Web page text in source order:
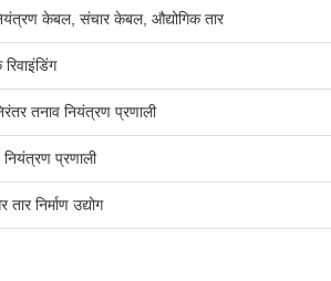
केबल, संचार केबल, औद्योगिक तार
तनाव नियंत्रण प्रणाली
नियंत्रण प्रणाली
निर्माण उद्योग